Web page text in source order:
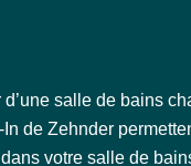
salle de bains
de Zehnder
votre salle de